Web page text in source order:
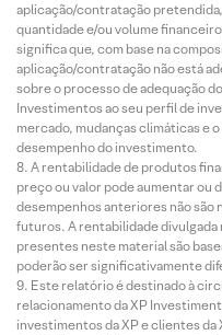
aplicação/contratação
quantidade e/ou volume
significa que, com base na
aplicação/contratação não está
sobre o processo de adequação
Investimentos ao seu perfil de
mercado, mudanças climáticas e
desempenho do investimento.
A rentabilidade de produtos
preço ou valor pode aumentar ou
desempenhos anteriores não
futuros. A rentabilidade divulgada
presentes neste material são
poderão ser significativamente
Este relatório é destinado à
relacionamento da XP
investimentos da XP e clientes da